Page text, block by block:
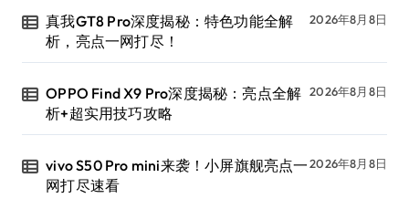
真我GT8 Pro深度揭秘：特色功能全解
析，亮点一网打尽！
2026年8月8日
OPPO Find X9 Pro深度揭秘：亮点全解
析+超实用技巧攻略
2026年8月8日
vivo S50 Pro mini来袭！小屏旗舰亮点一
网打尽速看
2026年8月8日